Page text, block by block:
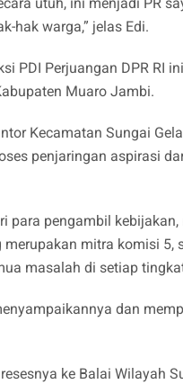
hak warga,” jelas Edi.
PDI Perjuangan DPR RI
Muaro Jambi.
Kecamatan Sungai
penjaringan aspirasi
para pengambil
mitra komisi 5,
masalah di setiap
dan
ke Balai Wilayah